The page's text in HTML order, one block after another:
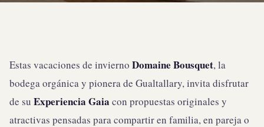
Estas vacaciones de invierno Domaine Bousquet, la
bodega orgánica y pionera de Gualtallary, invita disfrutar
de su Experiencia Gaia con propuestas originales y
atractivas pensadas para compartir en familia, en pareja o